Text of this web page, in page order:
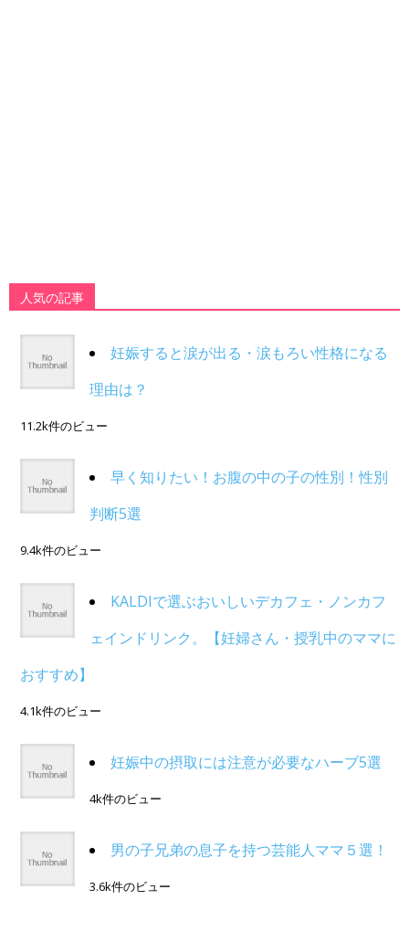
人気の記事
妊娠すると涙が出る・涙もろい性格になる
理由は？
11.2k件のビュー
早く知りたい！お腹の中の子の性別！性別
判断5選
9.4k件のビュー
KALDIで選ぶおいしいデカフェ・ノンカフ
ェインドリンク。【妊婦さん・授乳中のママに
おすすめ】
4.1k件のビュー
妊娠中の摂取には注意が必要なハーブ5選
4k件のビュー
男の子兄弟の息子を持つ芸能人ママ５選！
3.6k件のビュー